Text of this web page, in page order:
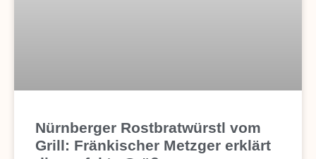
Nürnberger Rostbratwürstl vom
Grill: Fränkischer Metzger erklärt